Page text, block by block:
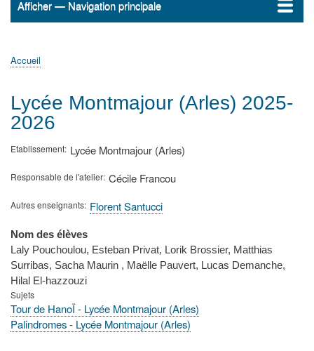
Navigation
Afficher — Navigation principale
Accueil
ActualitésMATh.en.JEANS ?
Régions et Ateliers
Créer, gérer un atelier
Sujets/Publications
Congrès
d'Ariane
Accueil
Lycée Montmajour (Arles) 2025-
2026
Etablissement Lycée Montmajour (Arles)
Responsable de l'atelier Cécile Francou
Autres enseignants Florent Santucci
Nom des élèves
Laly Pouchoulou, Esteban Privat, Lorik Brossier, Matthias
Surribas, Sacha Maurin , Maëlle Pauvert, Lucas Demanche,
Hilal El-hazzouzi
Sujets
Tour de HanoÏ - Lycée Montmajour (Arles)
Palindromes - Lycée Montmajour (Arles)